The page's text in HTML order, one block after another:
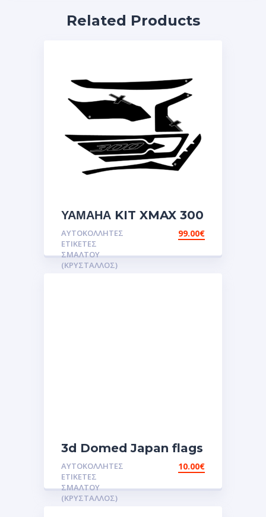
Related Products
ΥΑΜΑΗΑ KIT XMAX 300
2018 3D PROTECTOR
ΑΥΤΟΚΟΛΛΗΤΕΣ
ΕΤΙΚΕΤΕΣ 3D
ΣΜΑΛΤΟΥ.Αυτοκόλλητα.stickers
ΑΥΤΟΚΌΛΛΗΤΕΣ
ΕΤΙΚΈΤΕΣ
ΣΜΆΛΤΟΥ
(ΚΡΥΣΤΑΛΛΟΣ)
99.00€
3d Domed Japan flags
reflective sticker
αυτοκόλλητες ετικέτες
3D Σμάλτου.Αυτοκόλλητα
ΑΥΤΟΚΌΛΛΗΤΕΣ
ΕΤΙΚΈΤΕΣ
ΣΜΆΛΤΟΥ
(ΚΡΥΣΤΑΛΛΟΣ)
10.00€